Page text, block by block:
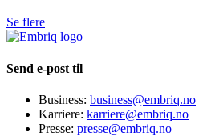
Se flere
Send e-post til
Business: business@embriq.no
Karriere: karriere@embriq.no
Presse: presse@embriq.no